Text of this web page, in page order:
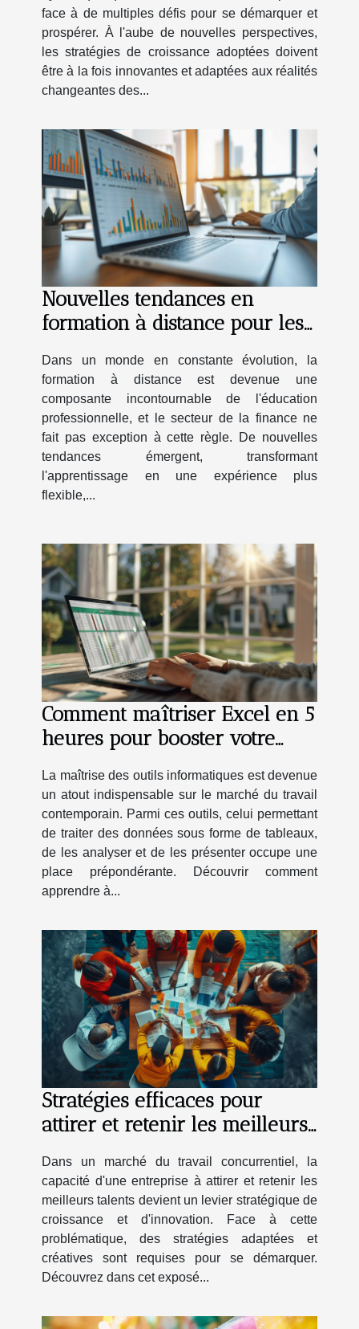
face à de multiples défis pour se démarquer et
prospérer. À l'aube de nouvelles perspectives,
les stratégies de croissance adoptées doivent
être à la fois innovantes et adaptées aux réalités
changeantes des...
Nouvelles tendances en
formation à distance pour les
Dans un monde en constante évolution, la
formation à distance est devenue une
composante incontournable de l'éducation
professionnelle, et le secteur de la finance ne
fait pas exception à cette règle. De nouvelles
tendances émergent, transformant
l'apprentissage en une expérience plus
flexible,...
Comment maîtriser Excel en 5
heures pour booster votre
La maîtrise des outils informatiques est devenue
un atout indispensable sur le marché du travail
contemporain. Parmi ces outils, celui permettant
de traiter des données sous forme de tableaux,
de les analyser et de les présenter occupe une
place prépondérante. Découvrir comment
apprendre à...
Stratégies efficaces pour
attirer et retenir les meilleurs
Dans un marché du travail concurrentiel, la
capacité d'une entreprise à attirer et retenir les
meilleurs talents devient un levier stratégique de
croissance et d'innovation. Face à cette
problématique, des stratégies adaptées et
créatives sont requises pour se démarquer.
Découvrez dans cet exposé...